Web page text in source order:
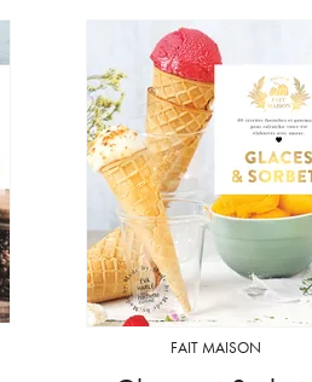
FAIT MAISON